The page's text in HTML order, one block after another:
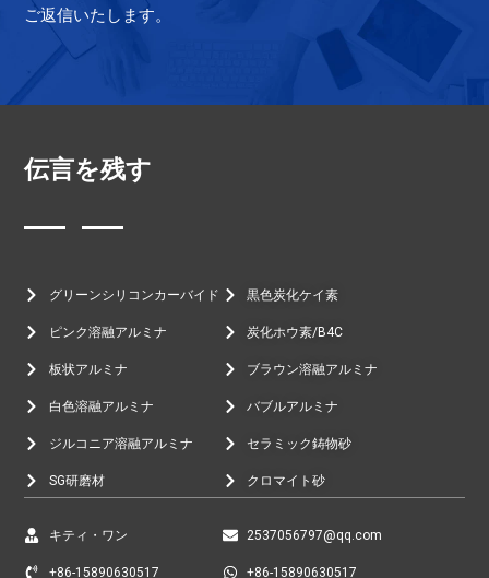
ご返信いたします。
伝言を残す
グリーンシリコンカーバイド
ピンク溶融アルミナ
板状アルミナ
白色溶融アルミナ
ジルコニア溶融アルミナ
SG研磨材
黒色炭化ケイ素
炭化ホウ素/B4C
ブラウン溶融アルミナ
バブルアルミナ
セラミック鋳物砂
クロマイト砂
キティ・ワン
+86-15890630517
2537056797@qq.com
+86-15890630517